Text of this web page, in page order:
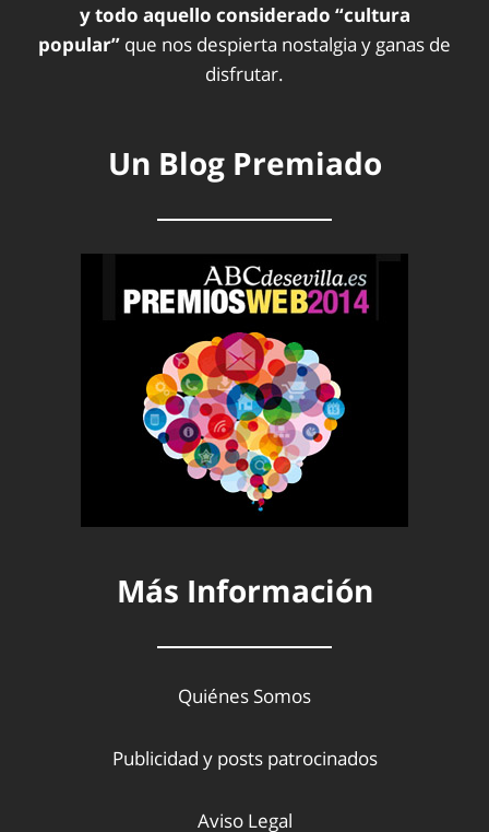
y todo aquello considerado “cultura
popular” que nos despierta nostalgia y ganas de
disfrutar.
Un Blog Premiado
Más Información
Quiénes Somos
Publicidad y posts patrocinados
Aviso Legal